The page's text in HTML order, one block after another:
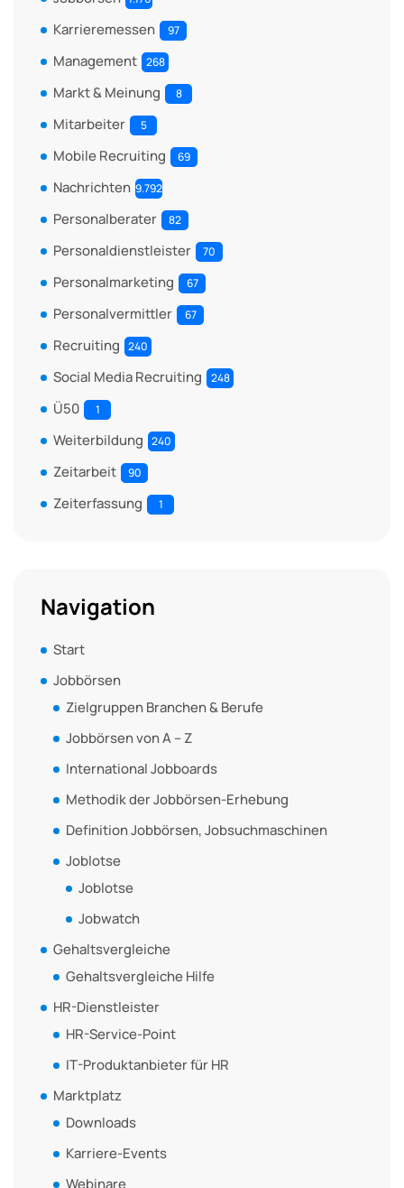
Karrieremessen 97
Management 268
Markt & Meinung 8
Mitarbeiter 5
Mobile Recruiting 69
Nachrichten 9.792
Personalberater 82
Personaldienstleister 70
Personalmarketing 67
Personalvermittler 67
Recruiting 240
Social Media Recruiting 248
Ü50 1
Weiterbildung 240
Zeitarbeit 90
Zeiterfassung 1
Navigation
Start
Jobbörsen
Zielgruppen Branchen & Berufe
Jobbörsen von A – Z
International Jobboards
Methodik der Jobbörsen-Erhebung
Definition Jobbörsen, Jobsuchmaschinen
Joblotse
Joblotse
Jobwatch
Gehaltsvergleiche
Gehaltsvergleiche Hilfe
HR-Dienstleister
HR-Service-Point
IT-Produktanbieter für HR
Marktplatz
Downloads
Karriere-Events
Webinare